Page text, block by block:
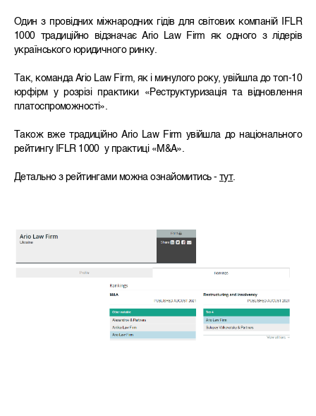
Один з провідних міжнародних гідів для світових компаній IFLR
1000 традиційно відзначає Ario Law Firm як одного з лідерів
українського юридичного ринку.
Так, команда Ario Law Firm, як і минулого року, увійшла до топ-10
юрфірм у розрізі практики «Реструктуризація та відновлення
платоспроможності».
Також вже традиційно Ario Law Firm увійшла до національного
рейтингу IFLR 1000 у практиці «M&A».
Детально з рейтингами можна ознайомитись - тут.